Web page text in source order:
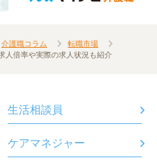
介護職コラム
転職市場
人倍率や実際の求人状況も紹介
生活相談員
ケアマネジャー